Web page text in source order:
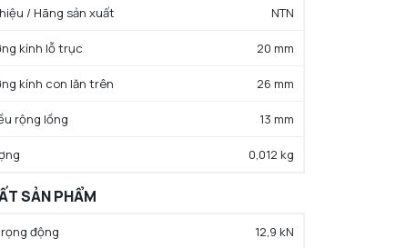
/ Hãng sản xuất NTN
kính lỗ trục 20 mm
kính con lăn trên 26 mm
rộng lồng 13 mm
0,012 kg
SẢN PHẨM
động 12,9 kN